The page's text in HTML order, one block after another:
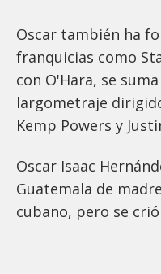
Oscar también ha
franquicias como
con O'Hara, se
largometraje
Kemp Powers y
Oscar Isaac
Guatemala de
cubano, pero se